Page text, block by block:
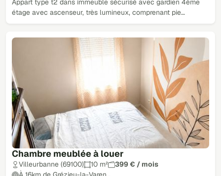
Appart type t2 dans immeuble sécurisé avec gardien 4ème
étage avec ascenseur, très lumineux, comprenant pie…
Chambre meublée à louer
Villeurbanne (69100) 10 m²
399 € / mois